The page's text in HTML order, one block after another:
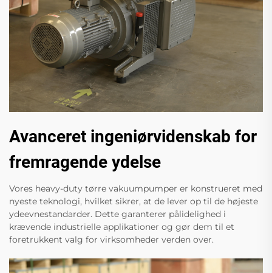
Avanceret ingeniørvidenskab for
fremragende ydelse
Vores heavy-duty tørre vakuumpumper er konstrueret med
nyeste teknologi, hvilket sikrer, at de lever op til de højeste
ydeevnestandarder. Dette garanterer pålidelighed i
krævende industrielle applikationer og gør dem til et
foretrukkent valg for virksomheder verden over.